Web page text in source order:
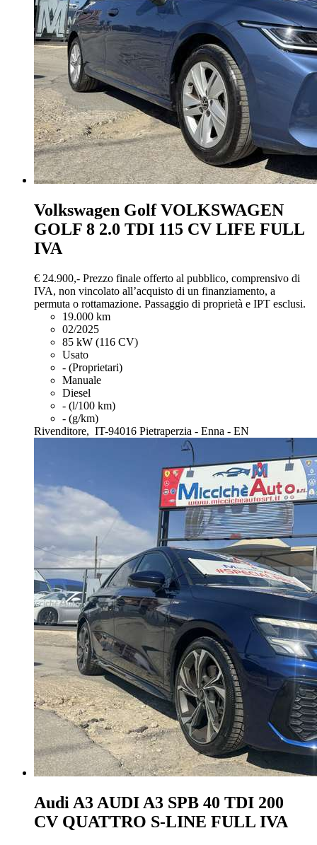
Volkswagen Golf VOLKSWAGEN
GOLF 8 2.0 TDI 115 CV LIFE FULL
IVA
€ 24.900,- Prezzo finale offerto al pubblico, comprensivo di
IVA, non vincolato all’acquisto di un finanziamento, a
permuta o rottamazione. Passaggio di proprietà e IPT esclusi.
19.000 km
02/2025
85 kW (116 CV)
Usato
- (Proprietari)
Manuale
Diesel
- (l/100 km)
- (g/km)
Rivenditore, IT-94016 Pietraperzia - Enna - EN
Audi A3 AUDI A3 SPB 40 TDI 200
CV QUATTRO S-LINE FULL IVA